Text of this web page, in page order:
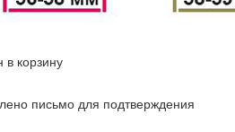
корзину
письмо для подтверждения